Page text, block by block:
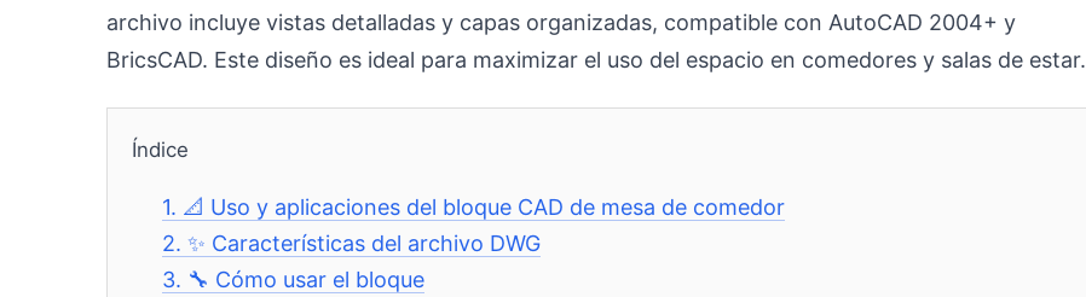
archivo incluye vistas detalladas y capas organizadas, compatible con AutoCAD 2004+ y
BricsCAD. Este diseño es ideal para maximizar el uso del espacio en comedores y salas de estar.
Índice
1. 📐 Uso y aplicaciones del bloque CAD de mesa de comedor
2.✨ Características del archivo DWG
3. 🔧 Cómo usar el bloque